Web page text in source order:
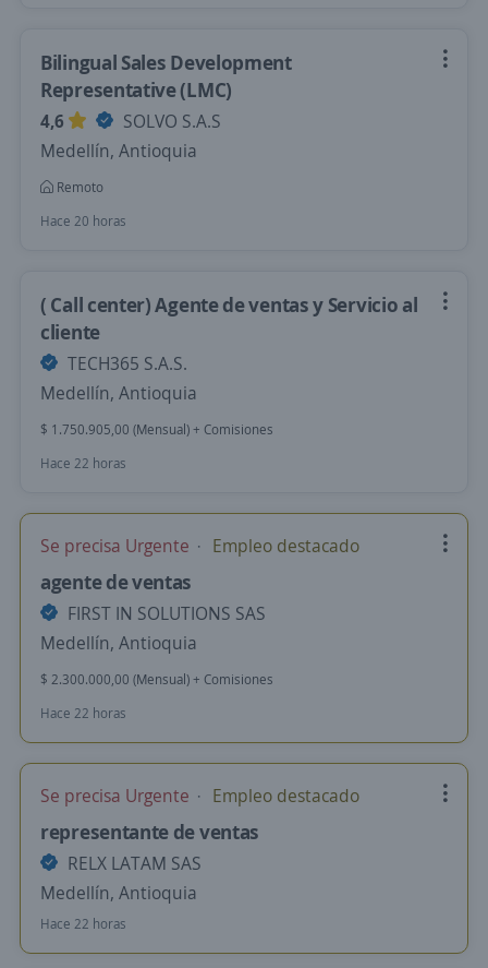
Bilingual Sales Development
Representative (LMC)
4,6
SOLVO S.A.S
Medellín, Antioquia
Remoto
Hace 20 horas
( Call center) Agente de ventas y Servicio al
cliente
TECH365 S.A.S.
Medellín, Antioquia
$ 1.750.905,00 (Mensual) + Comisiones
Hace 22 horas
Se precisa Urgente Empleo destacado
agente de ventas
FIRST IN SOLUTIONS SAS
Medellín, Antioquia
$ 2.300.000,00 (Mensual) + Comisiones
Hace 22 horas
Se precisa Urgente Empleo destacado
representante de ventas
RELX LATAM SAS
Medellín, Antioquia
Hace 22 horas